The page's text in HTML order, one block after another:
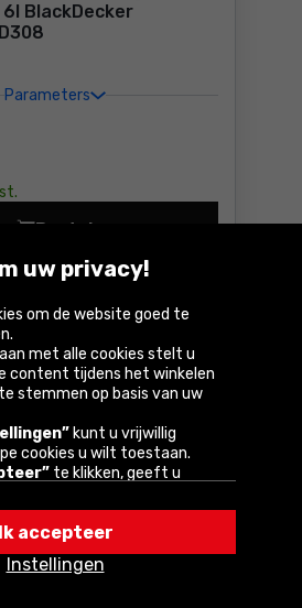
BlackDecker
Parameters
5-6 dagen
Bestel
Vergelijk
uw privacy!
om de website goed te
met alle cookies stelt u
content tijdens het winkelen
stemmen op basis van uw
kunt u vrijwillig
cookies u wilt toestaan.
te klikken, geeft u
van uw browser.
allen tijde wijzigen door op
cookiebeleid te klikken.
is Google.
Instellingen
Ik accepteer